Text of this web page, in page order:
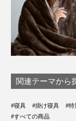
関連テーマから
#寝具 #掛け寝具 #
#すべての商品